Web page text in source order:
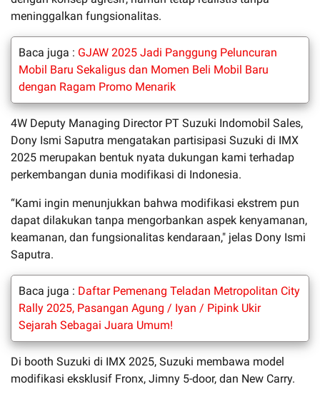
meninggalkan fungsionalitas.
Baca juga : GJAW 2025 Jadi Panggung Peluncuran
Mobil Baru Sekaligus dan Momen Beli Mobil Baru
dengan Ragam Promo Menarik
4W Deputy Managing Director PT Suzuki Indomobil Sales,
Dony Ismi Saputra mengatakan partisipasi Suzuki di IMX
2025 merupakan bentuk nyata dukungan kami terhadap
perkembangan dunia modifikasi di Indonesia.
“Kami ingin menunjukkan bahwa modifikasi ekstrem pun
dapat dilakukan tanpa mengorbankan aspek kenyamanan,
keamanan, dan fungsionalitas kendaraan," jelas Dony Ismi
Saputra.
Baca juga : Daftar Pemenang Teladan Metropolitan City
Rally 2025, Pasangan Agung / Iyan / Pipink Ukir
Sejarah Sebagai Juara Umum!
Di booth Suzuki di IMX 2025, Suzuki membawa model
modifikasi eksklusif Fronx, Jimny 5-door, dan New Carry.